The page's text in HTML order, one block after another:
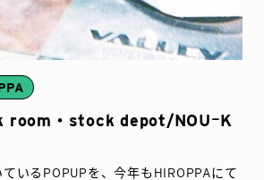
room・stock depot/NOUｰK
いるPOPUPを、今年もHIROPPAにて